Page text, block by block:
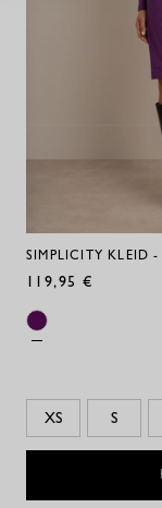
SIMPLICITY KLEID
119,95 €
XS S